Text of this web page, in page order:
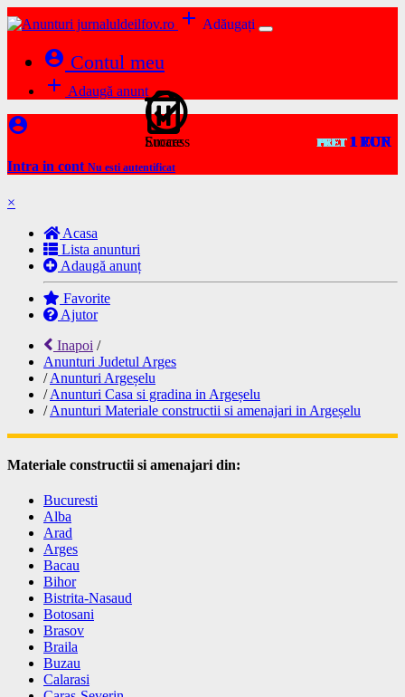
add Adăugați
account_circle Contul meu
add Adaugă anunț
account_circle
Intra in cont Nu esti autentificat
×
Acasa
Lista anunturi
Adaugă anunț
Favorite
Ajutor
Inapoi /
Anunturi Judetul Arges
/Anunturi Argeșelu
/Anunturi Casa si gradina in Argeșelu
/Anunturi Materiale constructii si amenajari in Argeșelu
Success
Eroare
Materiale constructii si amenajari din:
Bucuresti
Alba
Arad
Arges
Bacau
Bihor
Bistrita-Nasaud
Botosani
Brasov
Braila
Buzau
Calarasi
PRET 1 EUR
PRET 1 EUR
PRET 1 EUR
PRET 1 EUR
PRET1 RON
PRET1 RON
PRET 1 EUR
PRET 1 EUR
PRET 1 EUR
PRET1 RON